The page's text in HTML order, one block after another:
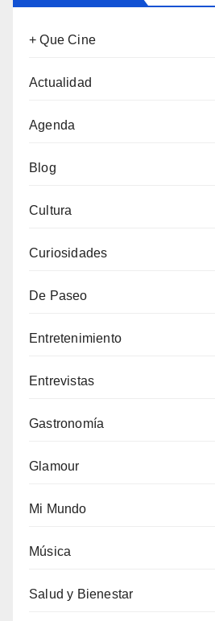
+ Que Cine
Actualidad
Agenda
Blog
Cultura
Curiosidades
De Paseo
Entretenimiento
Entrevistas
Gastronomía
Glamour
Mi Mundo
Música
Salud y Bienestar